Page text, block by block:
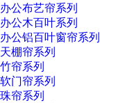
办公布艺帘系列
办公木百叶系列
办公铝百叶窗帘系列
天棚帘系列
竹帘系列
软门帘系列
珠帘系列